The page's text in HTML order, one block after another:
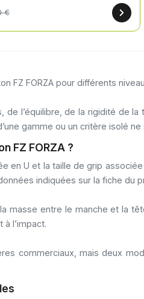
€
FZ FORZA pour différents
l’équilibre, de la rigidité de
gamme ou un critère isolé
FZ FORZA ?
en U et la taille de grip
indiquées sur la fiche du
masse entre le manche et la
l’impact.
commerciaux, mais deux